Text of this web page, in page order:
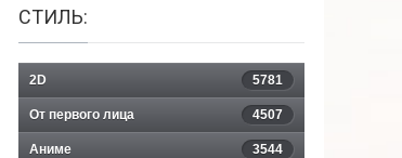
СТИЛЬ:
2D 5781
От первого лица 4507
Аниме 3544